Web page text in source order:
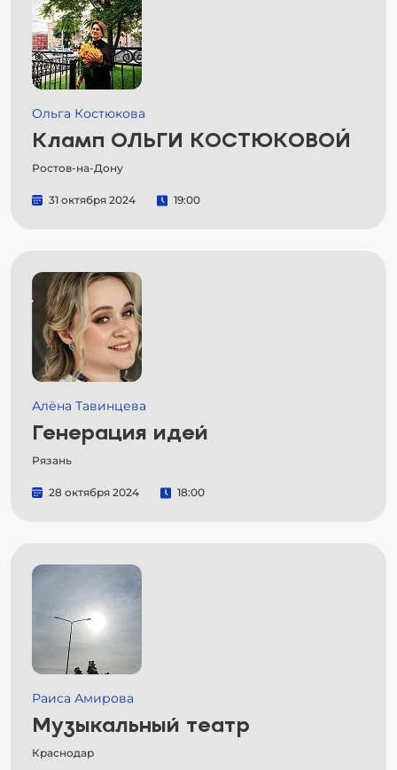
Ольга Костюкова
Кламп ОЛЬГИ КОСТЮКОВОЙ
Ростов-на-Дону
31 октября 2024 19:00
Алёна Тавинцева
Генерация идей
Рязань
28 октября 2024 18:00
Раиса Амирова
Музыкальный театр
Краснодар